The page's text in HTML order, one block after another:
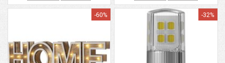
-60% -32%